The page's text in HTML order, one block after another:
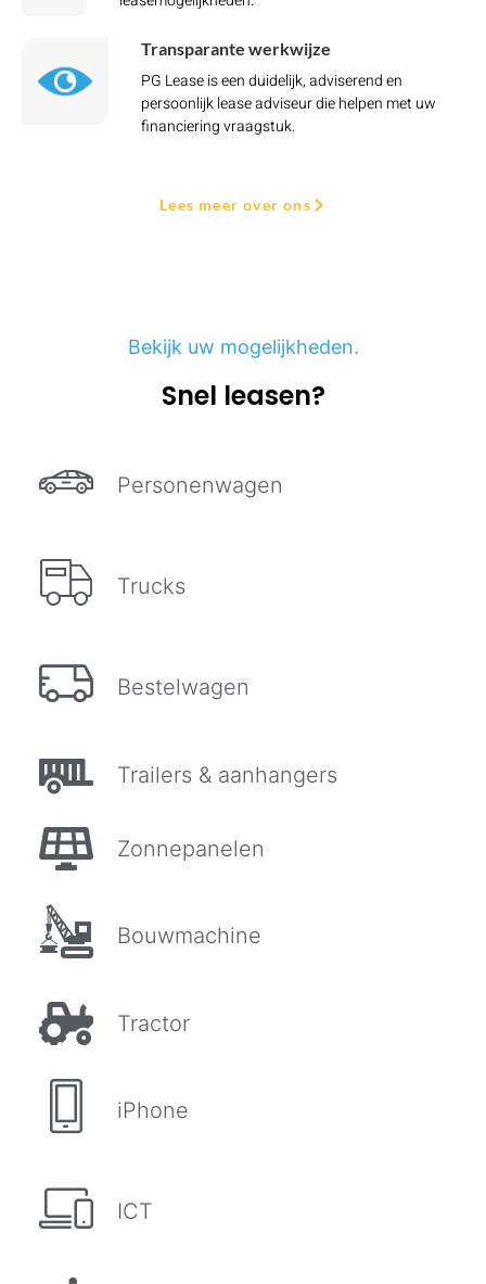
Transparante werkwijze
PG Lease is een duidelijk, adviserend en
persoonlijk lease adviseur die helpen met uw
financiering vraagstuk.
Lees meer over ons
Bekijk uw mogelijkheden.
Snel leasen?
Personenwagen
Trucks
Bestelwagen
Trailers & aanhangers
Zonnepanelen
Bouwmachine
Tractor
iPhone
ICT